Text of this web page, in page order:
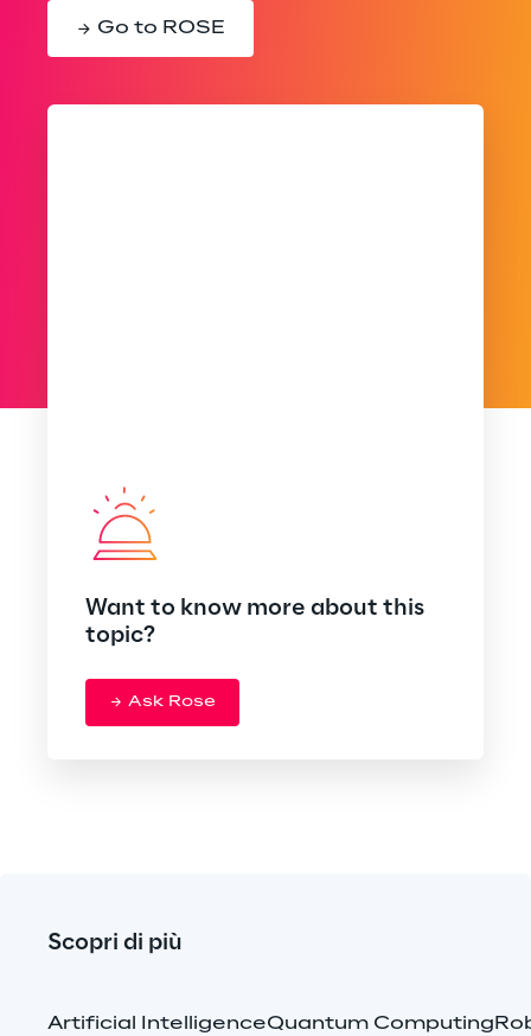
Go to ROSE
Want to know more about this
topic?
Ask Rose
Scopri di più
Artificial IntelligenceQuantum Computing